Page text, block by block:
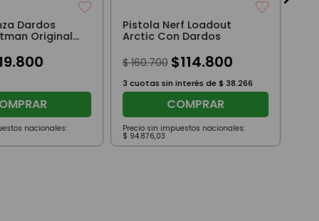
Dardos
Original
.800
nacionales:
Pistola Nerf Loadout
Arctic Con Dardos
$ 160.700 $114.800
3 cuotas sin interés de $ 38.266
COMPRAR
Precio sin impuestos nacionales:
$ 94.876,03